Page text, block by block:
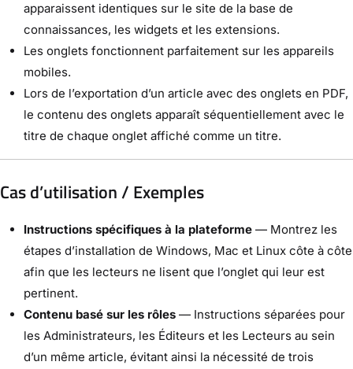
apparaissent identiques sur le site de la base de
connaissances, les widgets et les extensions.
Les onglets fonctionnent parfaitement sur les appareils
mobiles.
Lors de l’exportation d’un article avec des onglets en PDF,
le contenu des onglets apparaît séquentiellement avec le
titre de chaque onglet affiché comme un titre.
Cas d’utilisation / Exemples
Instructions spécifiques à la plateforme — Montrez les
étapes d’installation de Windows, Mac et Linux côte à côte
afin que les lecteurs ne lisent que l’onglet qui leur est
pertinent.
Contenu basé sur les rôles — Instructions séparées pour
les Administrateurs, les Éditeurs et les Lecteurs au sein
d’un même article, évitant ainsi la nécessité de trois